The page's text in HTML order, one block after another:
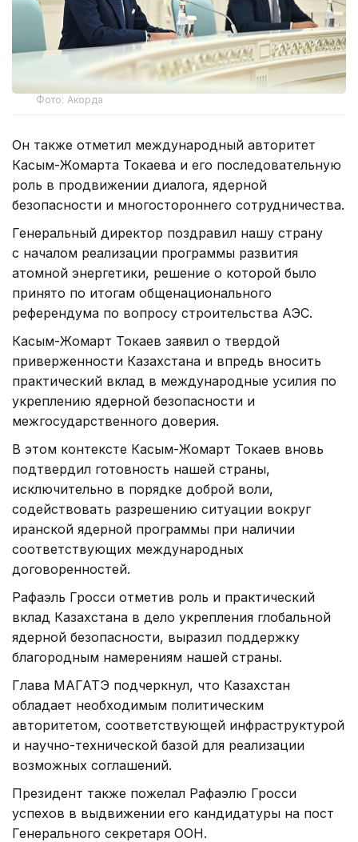
Фото: Акорда
Он также отметил международный авторитет
Касым-Жомарта Токаева и его последовательную
роль в продвижении диалога, ядерной
безопасности и многостороннего сотрудничества.
Генеральный директор поздравил нашу страну
с началом реализации программы развития
атомной энергетики, решение о которой было
принято по итогам общенационального
референдума по вопросу строительства АЭС.
Касым-Жомарт Токаев заявил о твердой
приверженности Казахстана и впредь вносить
практический вклад в международные усилия по
укреплению ядерной безопасности и
межгосударственного доверия.
В этом контексте Касым-Жомарт Токаев вновь
подтвердил готовность нашей страны,
исключительно в порядке доброй воли,
содействовать разрешению ситуации вокруг
иранской ядерной программы при наличии
соответствующих международных
договоренностей.
Рафаэль Гросси отметив роль и практический
вклад Казахстана в дело укрепления глобальной
ядерной безопасности, выразил поддержку
благородным намерениям нашей страны.
Глава МАГАТЭ подчеркнул, что Казахстан
обладает необходимым политическим
авторитетом, соответствующей инфраструктурой
и научно-технической базой для реализации
возможных соглашений.
Президент также пожелал Рафаэлю Гросси
успехов в выдвижении его кандидатуры на пост
Генерального секретаря ООН.